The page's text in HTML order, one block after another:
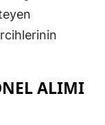
Hakkari
Isparta
ALIMI